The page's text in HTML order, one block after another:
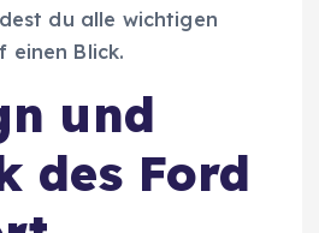
du alle wichtigen
Blick.
und
des Ford